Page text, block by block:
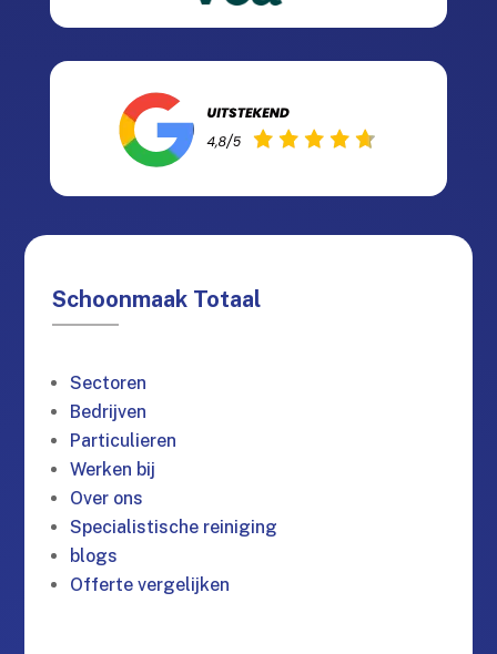
Schoonmaak Totaal
Sectoren
Bedrijven
Particulieren
Werken bij
Over ons
Specialistische reiniging
blogs
Offerte vergelijken